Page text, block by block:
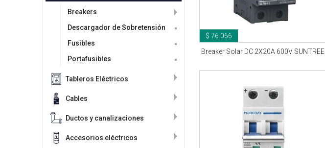
Breakers
Descargador de Sobretensión
Fusibles
Portafusibles
Tableros Eléctricos
Cables
Ductos y canalizaciones
Accesorios eléctricos
$ 76.066
Breaker Solar DC 2X20A 600V SUNTREE